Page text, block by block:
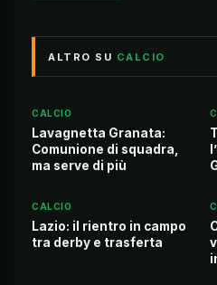
ALTRO SU CALCIO
CALCIO
Lavagnetta Granata:
Comunione di squadra,
ma serve di più
CALCIO
Lazio: il rientro in campo
tra derby e trasferta